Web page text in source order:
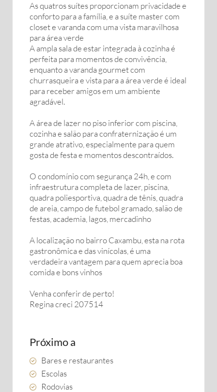
As quatros suítes proporcionam privacidade e
conforto para a família, e a suíte master com
closet e varanda com uma vista maravilhosa
para área verde
A ampla sala de estar integrada à cozinha é
perfeita para momentos de convivência,
enquanto a varanda gourmet com
churrasqueira e vista para a área verde é ideal
para receber amigos em um ambiente
agradável.
A área de lazer no piso inferior com piscina,
cozinha e salão para confraternização é um
grande atrativo, especialmente para quem
gosta de festa e momentos descontraídos.
O condomínio com segurança 24h, e com
infraestrutura completa de lazer, piscina,
quadra poliesportiva, quadra de tênis, quadra
de areia, campo de futebol gramado, salão de
festas, academia, lagos, mercadinho
A localização no bairro Caxambu, esta na rota
gastronômica e das vinícolas, é uma
verdadeira vantagem para quem aprecia boa
comida e bons vinhos
Venha conferir de perto!
Regina creci 207514
Próximo a
Bares e restaurantes
Escolas
Rodovias